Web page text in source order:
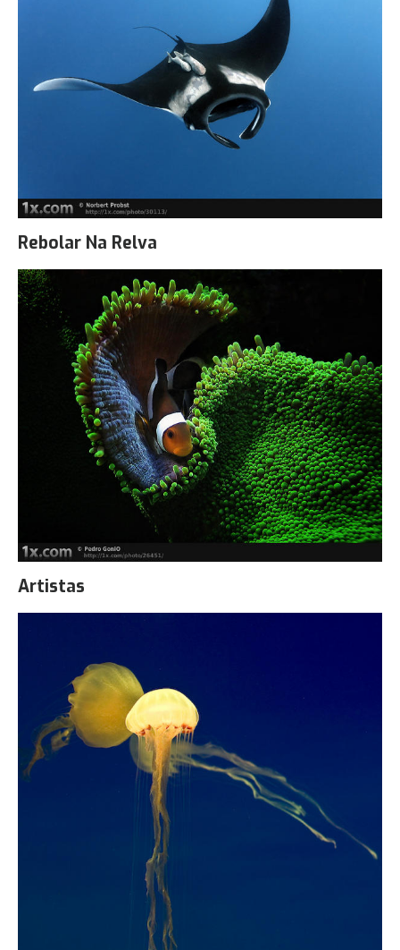
Rebolar Na Relva
Artistas